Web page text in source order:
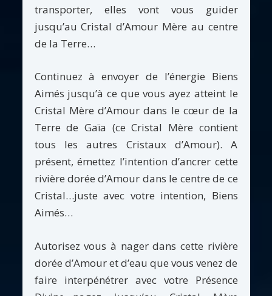
transporter, elles vont vous guider
jusqu’au Cristal d’Amour Mère au centre
de la Terre…
Continuez à envoyer de l’énergie Biens
Aimés jusqu’à ce que vous ayez atteint le
Cristal Mère d’Amour dans le cœur de la
Terre de Gaïa (ce Cristal Mère contient
tous les autres Cristaux d’Amour). A
présent, émettez l’intention d’ancrer cette
rivière dorée d’Amour dans le centre de ce
Cristal…juste avec votre intention, Biens
Aimés…
Autorisez vous à nager dans cette rivière
dorée d’Amour et d’eau que vous venez de
faire interpénétrer avec votre Présence